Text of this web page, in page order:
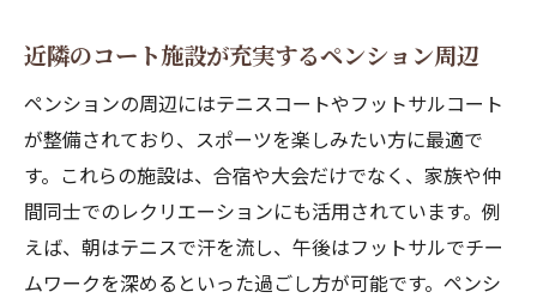
近隣のコート施設が充実するペンション周辺
ペンションの周辺にはテニスコートやフットサルコート
が整備されており、スポーツを楽しみたい方に最適で
す。これらの施設は、合宿や大会だけでなく、家族や仲
間同士でのレクリエーションにも活用されています。例
えば、朝はテニスで汗を流し、午後はフットサルでチー
ムワークを深めるといった過ごし方が可能です。ペンシ